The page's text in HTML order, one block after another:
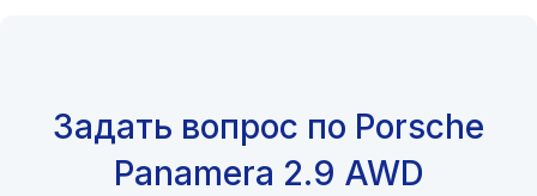
Задать вопрос по Porsche
Panamera 2.9 AWD